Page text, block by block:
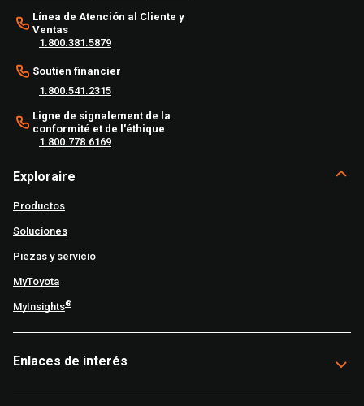
Línea de Atención al Cliente y
Ventas
1.800.381.5879
Soutien financier
1.800.541.2315
Ligne de signalement de la
conformité et de l'éthique
1.800.778.6169
Exploraire
Productos
Soluciones
Piezas y servicio
MyToyota
MyInsights®
Enlaces de interés